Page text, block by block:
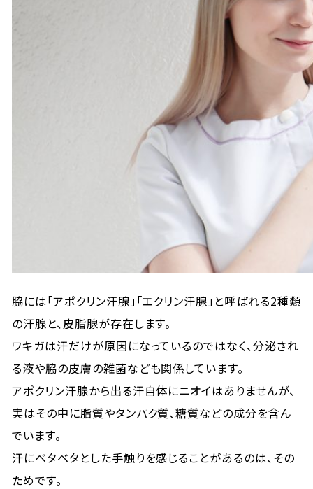
脇には「アポクリン汗腺」「エクリン汗腺」と呼ばれる2種類
の汗腺と、皮脂腺が存在します。
ワキガは汗だけが原因になっているのではなく、分泌され
る液や脇の皮膚の雑菌なども関係しています。
アポクリン汗腺から出る汗自体にニオイはありませんが、
実はその中に脂質やタンパク質、糖質などの成分を含ん
でいます。
汗にベタベタとした手触りを感じることがあるのは、その
ためです。